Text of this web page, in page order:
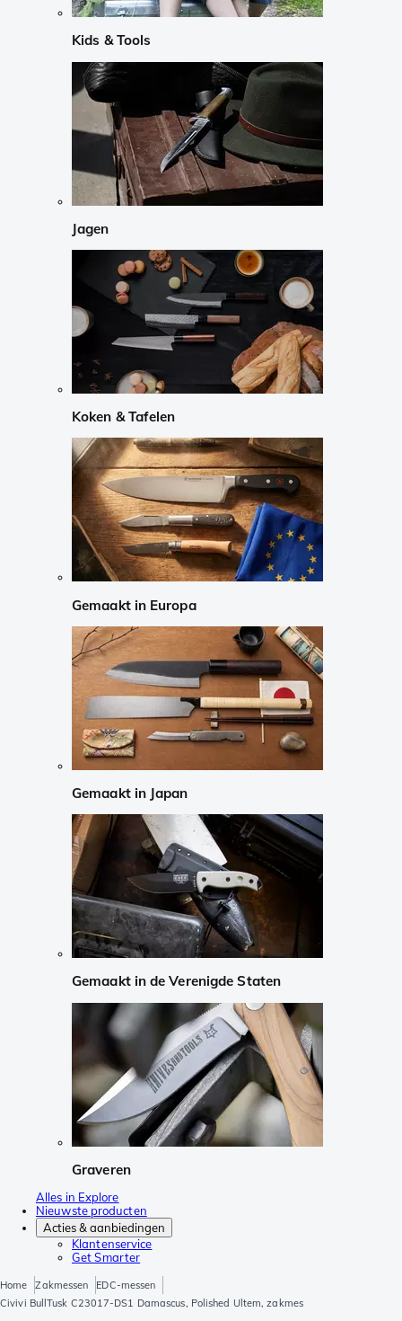
Kids & Tools
Jagen
Koken & Tafelen
Gemaakt in Europa
Gemaakt in Japan
Gemaakt in de Verenigde Staten
Graveren
Alles in Explore
Nieuwste producten
Acties & aanbiedingen
Klantenservice
Get Smarter
Home Zakmessen
EDC-messen
Civivi BullTusk C23017-DS1 Damascus, Polished Ultem, zakmes